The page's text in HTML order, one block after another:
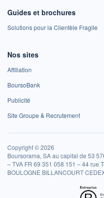
Guides et brochures
Solutions pour la Clientèle Fragile
Nos sites
Affiliation
BoursoBank
Publicité
Site Groupe & Recrutement
Copyright © 2026
Boursorama, SA au capital de 53
– TVA FR 69 351 058 151 – 44 rue
BOULOGNE BILLANCOURT